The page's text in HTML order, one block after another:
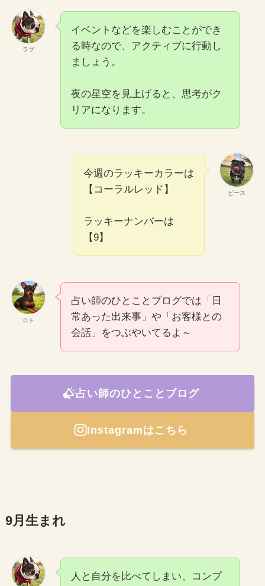
ラブ
イベントなどを楽しむことができ
る時なので、アクティブに行動し
ましょう。
夜の星空を見上げると、思考がク
リアになります。
ピース
今週のラッキーカラーは
【コーラルレッド】
ラッキーナンバーは
【9】
ロト
占い師のひとことブログでは「日
常あった出来事」や「お客様との
会話」をつぶやいてるよ～
占い師のひとことブログ
Instagramはこちら
9月生まれ
人と自分を比べてしまい、コンプ